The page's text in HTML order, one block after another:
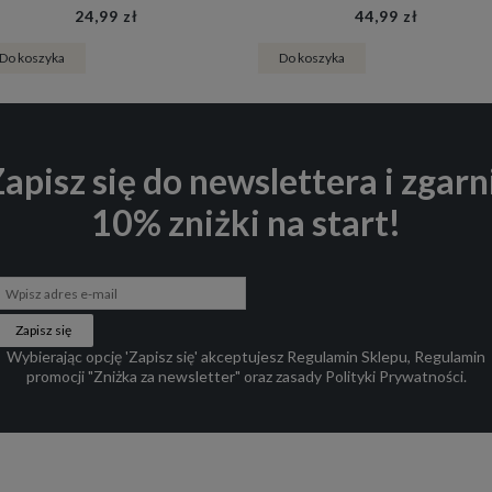
24,99 zł
Do koszyka
44,99 zł
Do koszyka
się do newslettera i
10% zniżki na start!
Zapisz się
Wybierając opcję 'Zapisz się' akceptujesz Regulamin Sklepu, Regulamin
promocji "Zniżka za newsletter" oraz zasady Polityki Prywatności.